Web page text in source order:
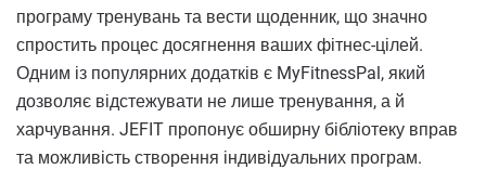
програму тренувань та вести щоденник, що значно
спростить процес досягнення ваших фітнес-цілей.
Одним із популярних додатків є MyFitnessPal, який
дозволяє відстежувати не лише тренування, а й
харчування. JEFIT пропонує обширну бібліотеку вправ
та можливість створення індивідуальних програм.